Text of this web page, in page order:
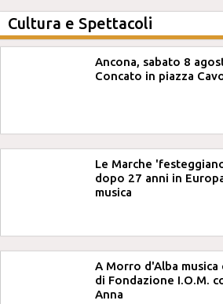
Cultura e Spettacoli
Ancona, sabato 8
Concato in piazza
Le Marche
dopo 27 anni in
musica
A Morro d'Alba
di Fondazione I.O.M.
Anna